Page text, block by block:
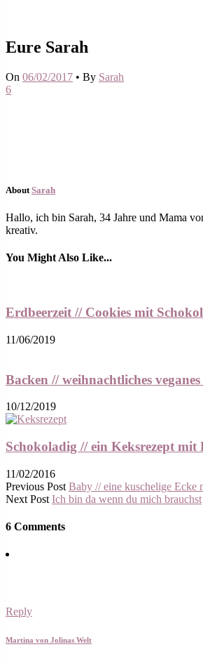
Eure Sarah
On 06/02/2017 • By Sarah
6
About Sarah
Hallo, ich bin Sarah, 34 Jahre und Mama
kreativ.
You Might Also Like...
Erdbeerzeit // Cookies mit
11/06/2019
Backen // weihnachtliches
10/12/2019
Schokoladig // ein Keksrezept mit
11/02/2016
Previous Post Baby // eine kuschelige Ecke
Next Post Ich bin da wenn du mich brauchst
6 Comments
Reply
Martina von Jolinas Welt